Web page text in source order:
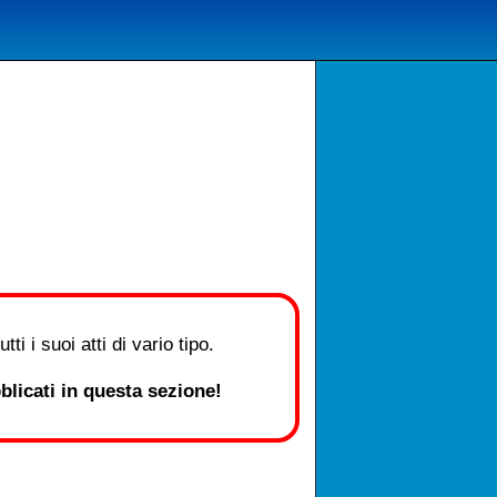
i suoi atti di vario tipo.
in questa sezione!